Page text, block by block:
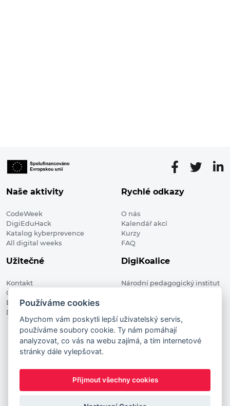
Naše aktivity
CodeWeek
DigiEduHack
Katalog kyberprevence
All digital weeks
Rychlé odkazy
O nás
Kalendář akcí
Kurzy
FAQ
Užitečné
Kontakt
Členské organizace
Blog
Digitalizace ve vzdělávání
DigiKoalice
Národní pedagogický institut
DigiKoalice 2021. All rights reserved
Vstup do administrace
This project has received funding from the European
Commission Innovation and Networks Executive Agency (now
Používáme cookies
Abychom vám poskytli lepší uživatelský servis,
používáme soubory cookie. Ty nám pomáhají
analyzovat, co vás na webu zajímá, a tím internetové
stránky dále vylepšovat.
Přijmout všechny cookies